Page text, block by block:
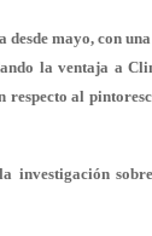
mayo, con
la ventaja a
respecto al
investigación